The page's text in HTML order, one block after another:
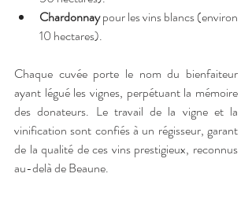
Chardonnay pour les vins blancs (environ
10 hectares).
Chaque cuvée porte le nom du bienfaiteur
ayant légué les vignes, perpétuant la mémoire
des donateurs. Le travail de la vigne et la
vinification sont confiés à un régisseur, garant
de la qualité de ces vins prestigieux, reconnus
au-delà de Beaune.